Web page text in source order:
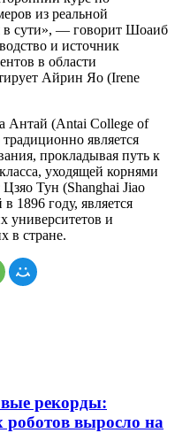
из реальной
в сути», — говорит Шоаиб
и источник
в области
Айрин Яо (Irene
Антай (Antai College of
является
прокладывая путь к
уходящей корнями
Тун (Shanghai Jiao
1896 году, является
университетов и
в стране.
рекорды:
выросло на